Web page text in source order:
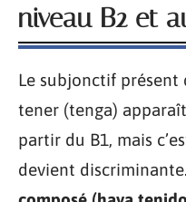
niveau B2 et
Le subjonctif présent
tener (tenga)
partir du B1, mais
devient discriminante.